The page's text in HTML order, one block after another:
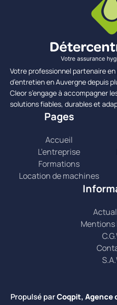
Votre professionnel partenaire
d’entretien en Auvergne depuis
Cleor s’engage à accompagner
solutions fiables, durables et
Pages
Accueil
L’entreprise
Formations
Location de machines
Mentions
Propulsé parCoqpit, Agence